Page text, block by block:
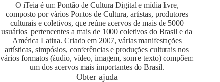
O iTeia é um Pontão de Cultura Digital e mídia livre,
composto por vários Pontos de Cultura, artistas, produtores
culturais e coletivos, que reúne acervos de mais de 5000
usuários, pertencentes a mais de 1000 coletivos do Brasil e da
América Latina. Criado em 2007, várias manifestações
artísticas, simpósios, conferências e produções culturais nos
vários formatos (áudio, vídeo, imagem, som e texto) compõem
um dos acervos mais importantes do Brasil.
Obter ajuda